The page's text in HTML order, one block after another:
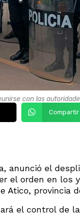
con las
Compartir
anunció el
el orden en los
Atico, provincia
el control de